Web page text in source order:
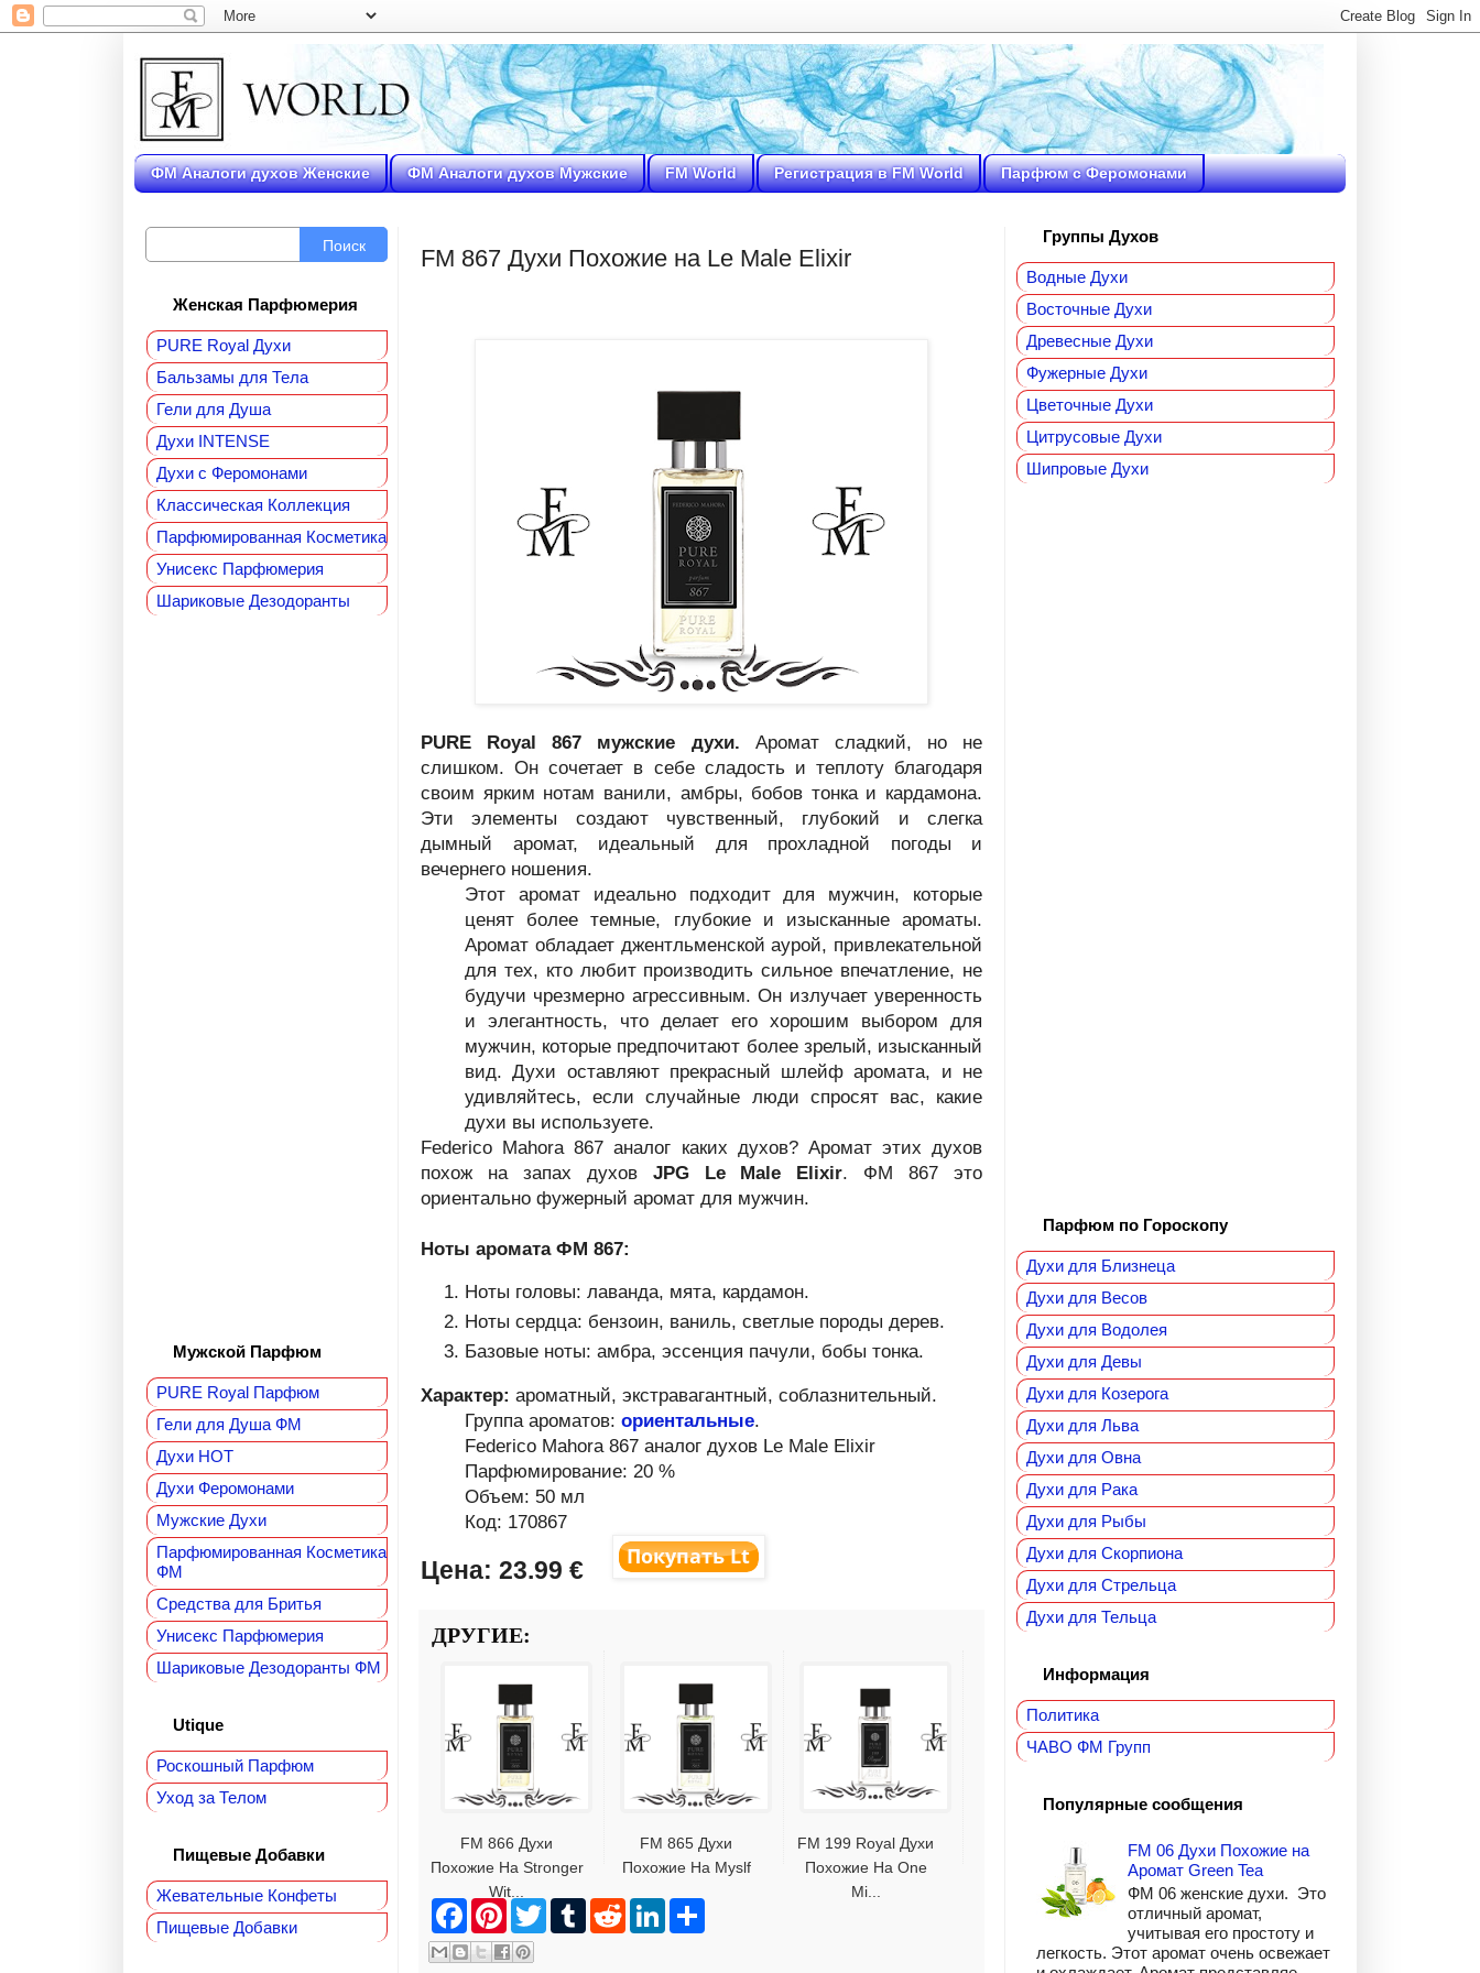
ФМ Аналоги духов Женские ФМ Аналоги духов Мужские FM World Регистрация в FM World Парфюм с Феромонами
FM 867 Духи Похожие на Le Male Elixir
PURE Royal 867 мужские духи.
Аромат сладкий, но не
слишком. Он сочетает в себе сладость и теплоту благодаря
своим ярким нотам ванили, амбры, бобов тонка и кардамона.
Эти элементы создают чувственный, глубокий и слегка
дымный аромат, идеальный для прохладной погоды и
вечернего ношения.
Этот аромат идеально подходит для мужчин, которые
ценят более темные, глубокие и изысканные ароматы.
Аромат обладает джентльменской аурой, привлекательной
для тех, кто любит производить сильное впечатление, не
будучи чрезмерно агрессивным. Он излучает уверенность
и элегантность, что делает его хорошим выбором для
мужчин, которые предпочитают более зрелый, изысканный
вид. Духи оставляют прекрасный шлейф аромата, и не
удивляйтесь, если случайные люди спросят вас, какие
духи вы используете.
Federico Mahora 867 аналог каких духов? Аромат этих духов
похож на запах духов JPG Le Male Elixir . ФМ 867 это
ориентально фужерный аромат для мужчин.
Ноты аромата ФМ 867:
Ноты головы: лаванда, мята, кардамон.
Ноты сердца: бензоин, ваниль, светлые породы дерев.
Базовые ноты: амбра, эссенция пачули, бобы тонка.
Характер: ароматный, экстравагантный, соблазнительный.
Группа ароматов: ориентальные.
Federico Mahora 867 аналог духов Le Male Elixir
Парфюмирование: 20 %
Объем: 50 мл
Код: 170867
Цена: 23.99 €
ДРУГИЕ:
FM 866 Духи
Похожие На Stronger
Wit...
FM 865 Духи
Похожие На Myslf
FM 199 Royal Духи
Похожие На One
Mi...
F
c
e
P
n
t
T
T
R
L
Поиск
Женская Парфюмерия
PURE Royal Духи
Бальзамы для Тела
Гели для Душа
Духи INTENSE
Духи с Феромонами
Классическая Коллекция
Парфюмированная Косметика
Унисекс Парфюмерия
Шариковые Дезодоранты
Мужской Парфюм
PURE Royal Парфюм
Гели для Душа ФМ
Духи HOT
Духи Феромонами
Мужские Духи
Парфюмированная Косметика
ФМ
Средства для Бритья
Унисекс Парфюмерия
Шариковые Дезодоранты ФМ
Utique
Роскошный Парфюм
Уход за Телом
Пищевые Добавки
Жевательные Конфеты
Пищевые Добавки
Группы Духов
Водные Духи
Восточные Духи
Древесные Духи
Фужерные Духи
Цветочные Духи
Цитрусовые Духи
Шипровые Духи
Парфюм по Гороскопу
Духи для Близнеца
Духи для Весов
Духи для Водолея
Духи для Девы
Духи для Козерога
Духи для Льва
Духи для Овна
Духи для Рака
Духи для Рыбы
Духи для Скорпиона
Духи для Стрельца
Духи для Тельца
Информация
Политика
ЧАВО ФМ Групп
Популярные сообщения
FM 06 Духи Похожие на
Аромат Green Tea
ФМ 06 женские духи. Это
отличный аромат,
учитывая его простоту и
легкость. Этот аромат очень освежает